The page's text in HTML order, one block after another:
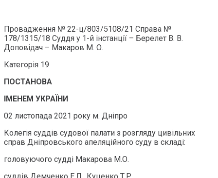
Провадження № 22-ц/803/5108/21 Справа №
178/1315/18 Суддя у 1-й інстанції – Берелет В. В.
Доповідач – Макаров М. О.
Категорія 19
ПОСТАНОВА
ІМЕНЕМ УКРАЇНИ
02 листопада 2021 року м. Дніпро
Колегія суддів судової палати з розгляду цивільних
справ Дніпровського апеляційного суду в складі:
головуючого судді Макарова М.О.